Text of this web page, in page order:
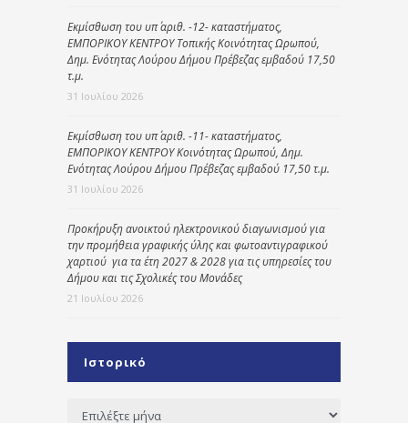
Εκμίσθωση του υπ΄ αριθ. -12- καταστήματος,
ΕΜΠΟΡΙΚΟΥ ΚΕΝΤΡΟΥ Τοπικής Κοινότητας Ωρωπού,
Δημ. Ενότητας Λούρου Δήμου Πρέβεζας εμβαδού 17,50
τ.μ.
31 Ιουλίου 2026
Εκμίσθωση του υπ΄ αριθ. -11- καταστήματος,
ΕΜΠΟΡΙΚΟΥ ΚΕΝΤΡΟΥ Κοινότητας Ωρωπού, Δημ.
Ενότητας Λούρου Δήμου Πρέβεζας εμβαδού 17,50 τ.μ.
31 Ιουλίου 2026
Προκήρυξη ανοικτού ηλεκτρονικού διαγωνισμού για
την προμήθεια γραφικής ύλης και φωτοαντιγραφικού
χαρτιού για τα έτη 2027 & 2028 για τις υπηρεσίες του
Δήμου και τις Σχολικές του Μονάδες
21 Ιουλίου 2026
Ιστορικό
Ιστορικό